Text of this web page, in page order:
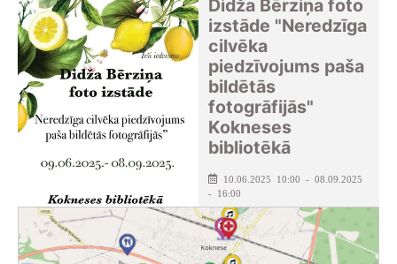
Didža Bērziņa foto
izstāde "Neredzīga
cilvēka
piedzīvojums paša
bildētās
fotogrāfijās"
Kokneses
bibliotēkā
10.06.2025 10:00 - 08.09.2025
- 16:00
Kokneses pagasta bibliotēka